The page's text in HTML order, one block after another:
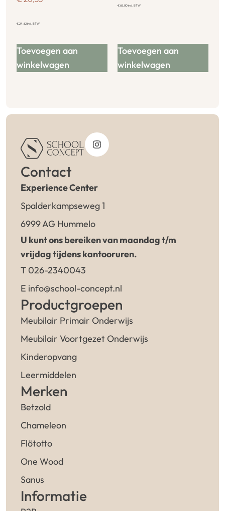
€24,62incl. BTW
Toevoegen aan
winkelwagen
€65,80incl. BTW
Toevoegen aan
winkelwagen
Contact
Experience Center
Spalderkampseweg 1
6999 AG Hummelo
U kunt ons bereiken van maandag t/m
vrijdag tijdens kantooruren.
T 026-2340043
E info@school-concept.nl
Productgroepen
Meubilair Primair Onderwijs
Meubilair Voortgezet Onderwijs
Kinderopvang
Leermiddelen
Merken
Betzold
Chameleon
Flötotto
One Wood
Sanus
Informatie